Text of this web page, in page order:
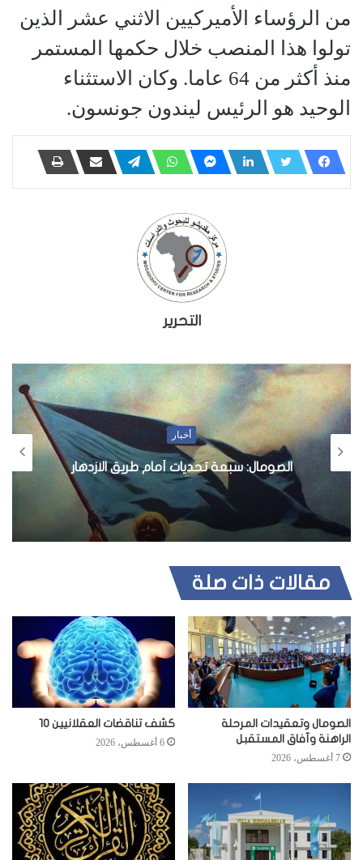
من الرؤساء الأميركيين الاثني عشر الذين
تولوا هذا المنصب خلال حكمها المستمر
منذ أكثر من 64 عاما. وكان الاستثناء
الوحيد هو الرئيس ليندون جونسون.
التحرير
أخبار
الصومال: سبعة تحديات أمام طريق الازدهار
مقالات ذات صلة
الصومال وتعقيدات المرحلة
الراهنة وآفاق المستقبل
7 أغسطس، 2026
كشف تناقضات العقلانيين 10
6 أغسطس، 2026